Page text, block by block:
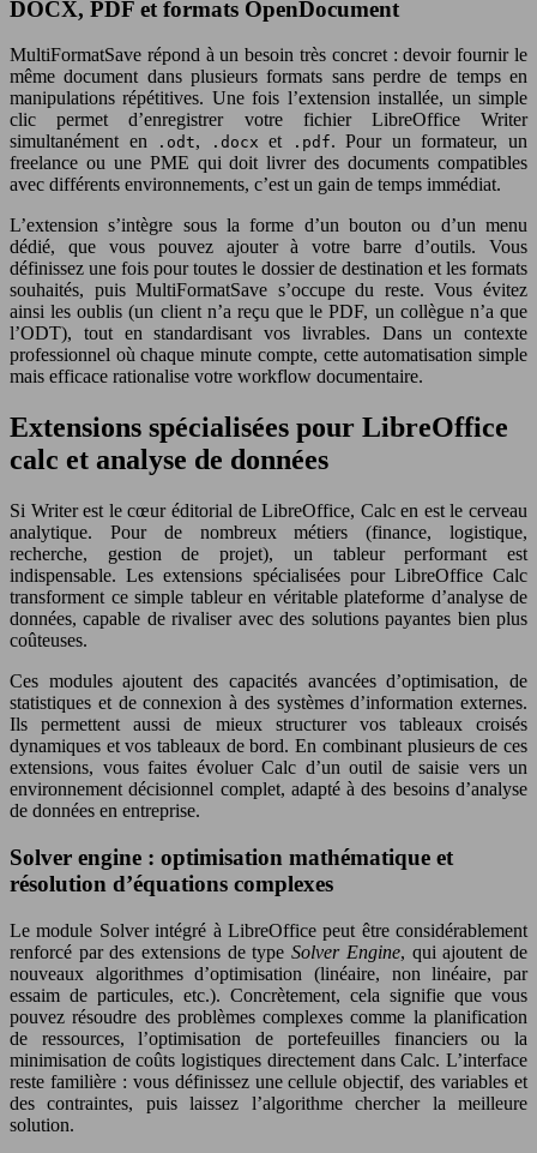
DOCX, PDF et formats OpenDocument
MultiFormatSave répond à un besoin très concret : devoir fournir le
même document dans plusieurs formats sans perdre de temps en
manipulations répétitives. Une fois l’extension installée, un simple
clic permet d’enregistrer votre fichier LibreOffice Writer
simultanément en
.odt, .docx et .pdf. Pour un formateur, un
freelance ou une PME qui doit livrer des documents compatibles
avec différents environnements, c’est un gain de temps immédiat.
L’extension s’intègre sous la forme d’un bouton ou d’un menu
dédié, que vous pouvez ajouter à votre barre d’outils. Vous
définissez une fois pour toutes le dossier de destination et les formats
souhaités, puis MultiFormatSave s’occupe du reste. Vous évitez
ainsi les oublis (un client n’a reçu que le PDF, un collègue n’a que
l’ODT), tout en standardisant vos livrables. Dans un contexte
professionnel où chaque minute compte, cette automatisation simple
mais efficace rationalise votre workflow documentaire.
Extensions spécialisées pour LibreOffice
calc et analyse de données
Si Writer est le cœur éditorial de LibreOffice, Calc en est le cerveau
analytique. Pour de nombreux métiers (finance, logistique,
recherche, gestion de projet), un tableur performant est
indispensable. Les extensions spécialisées pour LibreOffice Calc
transforment ce simple tableur en véritable plateforme d’analyse de
données, capable de rivaliser avec des solutions payantes bien plus
coûteuses.
Ces modules ajoutent des capacités avancées d’optimisation, de
statistiques et de connexion à des systèmes d’information externes.
Ils permettent aussi de mieux structurer vos tableaux croisés
dynamiques et vos tableaux de bord. En combinant plusieurs de ces
extensions, vous faites évoluer Calc d’un outil de saisie vers un
environnement décisionnel complet, adapté à des besoins d’analyse
de données en entreprise.
Solver engine : optimisation mathématique et
résolution d’équations complexes
Le module Solver intégré à LibreOffice peut être considérablement
renforcé par des extensions de typeSolver Engine, qui ajoutent de
nouveaux algorithmes d’optimisation (linéaire, non linéaire, par
essaim de particules, etc.). Concrètement, cela signifie que vous
pouvez résoudre des problèmes complexes comme la planification
de ressources, l’optimisation de portefeuilles financiers ou la
minimisation de coûts logistiques directement dans Calc. L’interface
reste familière : vous définissez une cellule objectif, des variables et
des contraintes, puis laissez l’algorithme chercher la meilleure
solution.